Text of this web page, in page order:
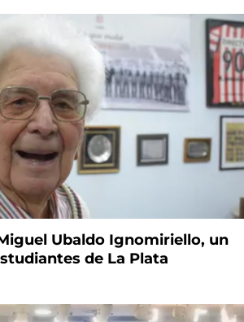
Ubaldo Ignomiriello, un
de La Plata